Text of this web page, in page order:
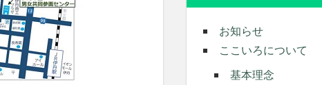
お知らせ
ここいろについて
基本理念